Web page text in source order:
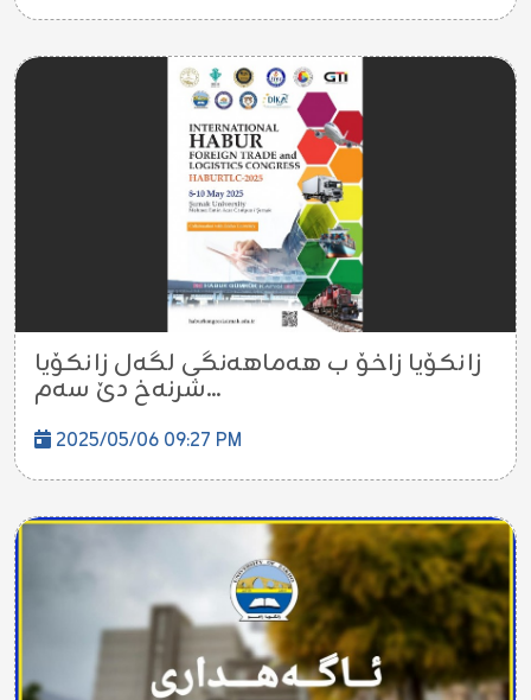
زانكۆیا زاخۆ ب هەماهەنگی لگەل زانكۆیا
شرنەخ دێ سەم...
2025/05/06 09:27 PM